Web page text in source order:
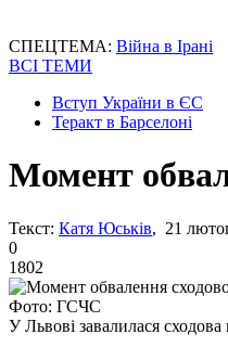
СПЕЦТЕМА: Війна в Ірані
ВСІ ТЕМИ
Вступ України в ЄС
Теракт в Барселоні
Момент
Текст: Катя Юськів, 21
0
1802
Фото: ГСЧС
У Львові завалилася